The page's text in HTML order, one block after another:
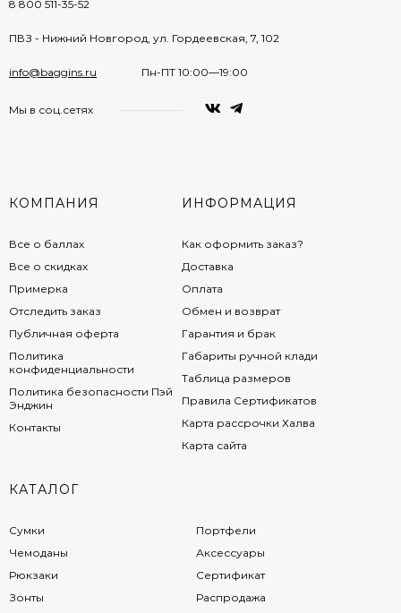
8 800 511-35-52
ПВЗ - Нижний Новгород, ул. Гордеевская, 7, 102
info@baggins.ru Пн-ПТ 10:00—19:00
Мы в соц.сетях
КОМПАНИЯ
Все о баллах
Все о скидках
Примерка
Отследить заказ
Публичная оферта
Политика
конфиденциальности
Политика безопасности Пэй
Энджин
Контакты
ИНФОРМАЦИЯ
Как оформить заказ?
Доставка
Оплата
Обмен и возврат
Гарантия и брак
Габариты ручной клади
Таблица размеров
Правила Сертификатов
Карта рассрочки Халва
Карта сайта
КАТАЛОГ
Сумки
Чемоданы
Рюкзаки
Зонты
Портфели
Аксессуары
Сертификат
Распродажа